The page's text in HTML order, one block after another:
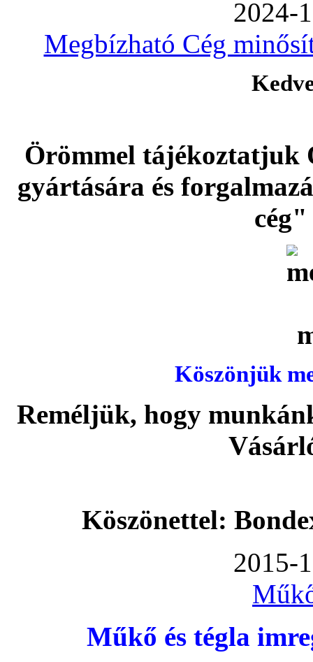
2024-
Megbízható Cég
Örömmel tájékoztatjuk
gyártására és
Köszönjük
Reméljük, hogy
Köszönettel:
2015-
Műkő és tégla